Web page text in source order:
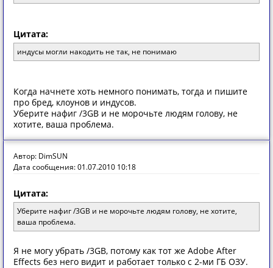
Цитата:
индусы могли накодить не так, не понимаю
Когда начнете хоть немного понимать, тогда и пишите
про бред, клоунов и индусов.
Уберите нафиг /3GB и не морочьте людям голову, не
хотите, ваша проблема.
Автор: DimSUN
Дата сообщения: 01.07.2010 10:18
Цитата:
Уберите нафиг /3GB и не морочьте людям голову, не хотите,
ваша проблема.
Я не могу убрать /3GB, потому как тот же Adobe After
Effects без него видит и работает только с 2-ми ГБ ОЗУ.